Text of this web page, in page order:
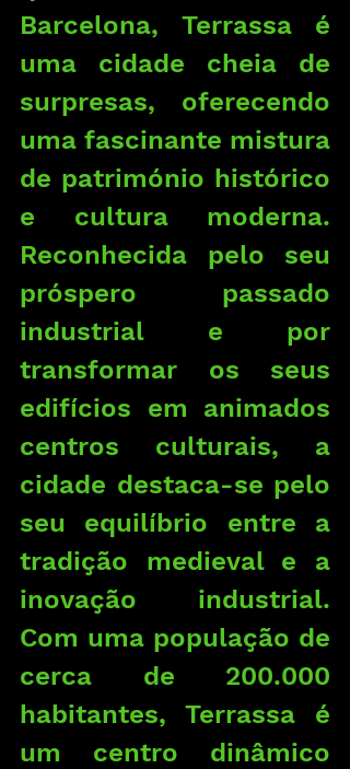
Barcelona, Terrassa é
uma cidade cheia de
surpresas, oferecendo
uma fascinante mistura
de património histórico
e cultura moderna.
Reconhecida pelo seu
próspero passado
industrial e por
transformar os seus
edifícios em animados
centros culturais, a
cidade destaca-se pelo
seu equilíbrio entre a
tradição medieval e a
inovação industrial.
Com uma população de
cerca de 200.000
habitantes, Terrassa é
um centro dinâmico